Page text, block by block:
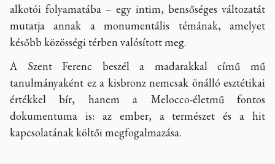
alkotói folyamatába – egy intim, bensőséges változatát
mutatja annak a monumentális témának, amelyet
később közösségi térben valósított meg.
A Szent Ferenc beszél a madarakkal című mű
tanulmányaként ez a kisbronz nemcsak önálló esztétikai
értékkel bír, hanem a Melocco-életmű fontos
dokumentuma is: az ember, a természet és a hit
kapcsolatának költői megfogalmazása.